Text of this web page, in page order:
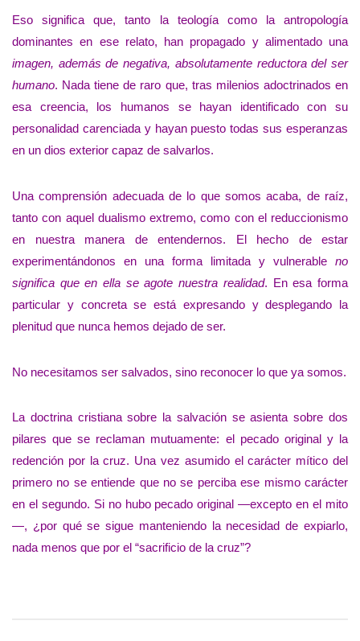
Eso significa que, tanto la teología como la antropología
dominantes en ese relato, han propagado y alimentado una
imagen, además de negativa, absolutamente reductora del ser
humano. Nada tiene de raro que, tras milenios adoctrinados en
esa creencia, los humanos se hayan identificado con su
personalidad carenciada y hayan puesto todas sus esperanzas
en un dios exterior capaz de salvarlos.
Una comprensión adecuada de lo que somos acaba, de raíz,
tanto con aquel dualismo extremo, como con el reduccionismo
en nuestra manera de entendernos. El hecho de estar
experimentándonos en una forma limitada y vulnerable no
significa que en ella se agote nuestra realidad. En esa forma
particular y concreta se está expresando y desplegando la
plenitud que nunca hemos dejado de ser.
No necesitamos ser salvados, sino reconocer lo que ya somos.
La doctrina cristiana sobre la salvación se asienta sobre dos
pilares que se reclaman mutuamente: el pecado original y la
redención por la cruz. Una vez asumido el carácter mítico del
primero no se entiende que no se perciba ese mismo carácter
en el segundo. Si no hubo pecado original —excepto en el mito
—, ¿por qué se sigue manteniendo la necesidad de expiarlo,
nada menos que por el “sacrificio de la cruz”?